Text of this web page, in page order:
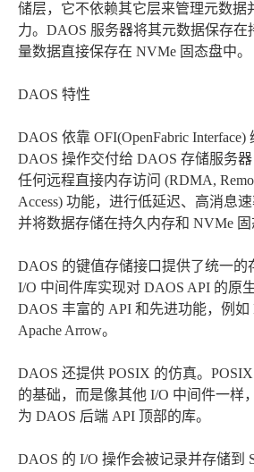
储层，它不依赖其它层来管理元数据
力。DAOS 服务器将其元数据保存在
量数据直接保存在 NVMe 固态盘中。
DAOS 特性
DAOS 依靠 OFI(OpenFabric
DAOS 操作交付给 DAOS 存储服务
任何远程直接内存访问 (RDMA,
Access) 功能，进行低延迟、高消息
并将数据存储在持久内存和 NVMe 固
DAOS 的键值存储接口提供了统一的
I/O 中间件库实现对 DAOS API 的原
DAOS 丰富的 API 和先进功能，例如
Apache Arrow。
DAOS 还提供 POSIX 的仿真。
的基础，而是像其他 I/O 中间件一样
为 DAOS 后端 API 顶部的库。
DAOS 的 I/O 操作会被记录并存储到